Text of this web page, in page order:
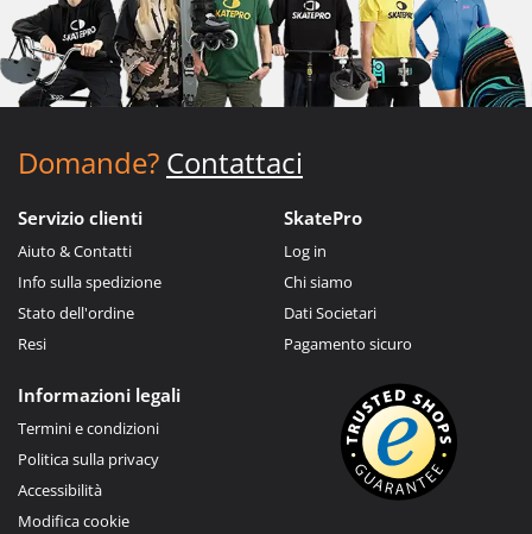
Domande? Contattaci
Servizio clienti
Aiuto & Contatti
Info sulla spedizione
Stato dell'ordine
Resi
SkatePro
Log in
Chi siamo
Dati Societari
Pagamento sicuro
Informazioni legali
Termini e condizioni
Politica sulla privacy
Accessibilità
Modifica cookie